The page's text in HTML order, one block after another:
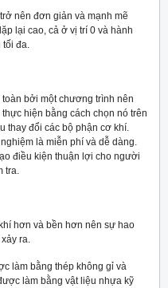
nên đơn giản và mạnh mẽ
lại cao, cả ở vị trí 0 và hành
tối đa.
bởi một chương trình nên
hiện bằng cách chọn nó trên
thay đổi các bộ phận cơ khí.
là miễn phí và dễ dàng.
điều kiện thuận lợi cho người
tra.
hơn và bền hơn nên sự hao
ra.
làm bằng thép không gỉ và
làm bằng vật liệu nhựa kỹ